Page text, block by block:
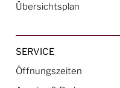
Übersichtsplan
SERVICE
Öffnungszeiten